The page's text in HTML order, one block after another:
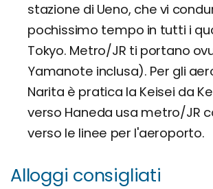
stazione di Ueno, che vi
pochissimo tempo in tutti i
Tokyo. Metro/JR ti portano
Yamanote inclusa). Per gli
Narita è pratica la Keisei da
verso Haneda usa metro/JR
verso le linee per l'aeroporto.
Alloggi consigliati